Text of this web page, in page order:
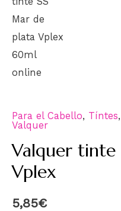
Para el Cabello, Tíntes,
Valquer
Valquer tinte
Vplex
5,85€